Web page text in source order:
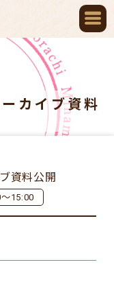
カイブ資料
資料公開
15:00